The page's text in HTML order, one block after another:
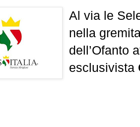
Al via le
nella
dell’Ofanto
esclusivista